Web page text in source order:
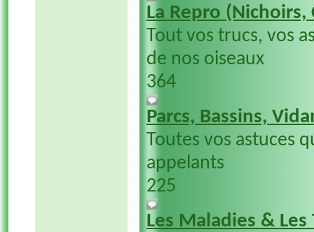
La Repro
Tout vos trucs, vos
de nos oiseaux
364
Parcs, Bassins,
Toutes vos astuces
appelants
225
Les Maladies &